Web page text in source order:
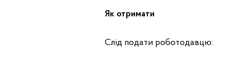
Як отримати
Слід подати роботодавцю: